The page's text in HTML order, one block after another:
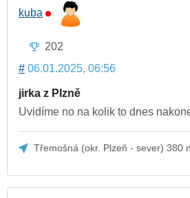
kuba
202
# 06.01.2025, 06:56
jirka z Plzně
Uvidíme no na kolik to dnes
Třemošná (okr. Plzeň - sever) 380